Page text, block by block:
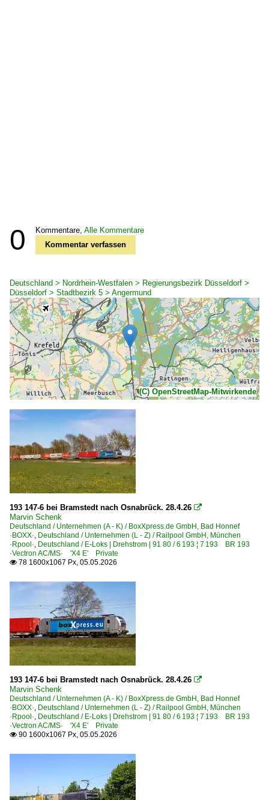
0 Kommentare, Alle Kommentare
Kommentar verfassen
Deutschland > Nordrhein-Westfalen > Regierungsbezirk Düsseldorf >
Düsseldorf > Stadtbezirk 5 > Angermund
(C) OpenStreetMap-Mitwirkende
193 147-6 bei Bramstedt nach Osnabrück. 28.4.26 
Marvin Schenk
Deutschland / Unternehmen (A - K) / BoxXpress.de GmbH, Bad Honnef
·BOXX·, Deutschland / Unternehmen (L - Z) / Railpool GmbH, München
·Rpool·, Deutschland / E-Loks | Drehstrom | 91 80 / 6 193 ¦ 7 193 BR 193
·Vectron AC/MS· 'X4 E' Private
 78 1600x1067 Px, 05.05.2026
193 147-6 bei Bramstedt nach Osnabrück. 28.4.26 
Marvin Schenk
Deutschland / Unternehmen (A - K) / BoxXpress.de GmbH, Bad Honnef
·BOXX·, Deutschland / Unternehmen (L - Z) / Railpool GmbH, München
·Rpool·, Deutschland / E-Loks | Drehstrom | 91 80 / 6 193 ¦ 7 193 BR 193
·Vectron AC/MS· 'X4 E' Private
 90 1600x1067 Px, 05.05.2026